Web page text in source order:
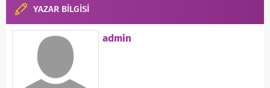
YAZAR BİLGİSİ
admin